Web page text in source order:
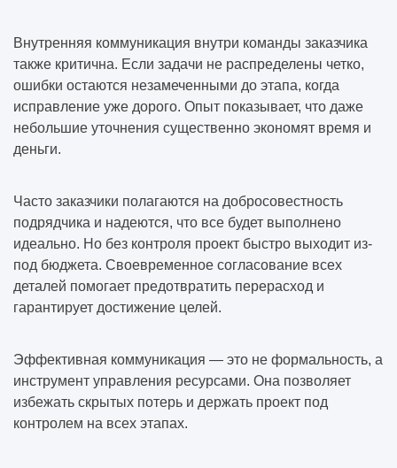
Внутренняя коммуникация внутри команды заказчика
также критична. Если задачи не распределены четко,
ошибки остаются незамеченными до этапа, когда
исправление уже дорого. Опыт показывает, что даже
небольшие уточнения существенно экономят время и
деньги.
Часто заказчики полагаются на добросовестность
подрядчика и надеются, что все будет выполнено
идеально. Но без контроля проект быстро выходит из-
под бюджета. Своевременное согласование всех
деталей помогает предотвратить перерасход и
гарантирует достижение целей.
Эффективная коммуникация — это не формальность, а
инструмент управления ресурсами. Она позволяет
избежать скрытых потерь и держать проект под
контролем на всех этапах.